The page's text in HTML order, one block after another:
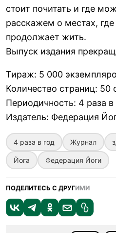
стоит почитать и где
расскажем о местах,
продолжает жить.
Выпуск издания
Тираж: 5 000
Количество страниц: 50
Периодичность: 4 раза в
Издатель: Федерация
4 раза в год Журнал
Йога Федерация Йоги
ПОДЕЛИТЕСЬ С ДРУГИМИ